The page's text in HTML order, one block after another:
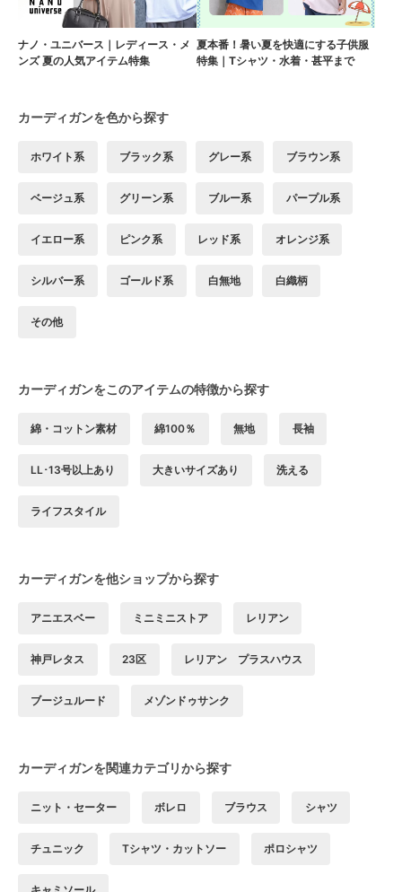
ナノ・ユニバース｜レディース・メ
ンズ 夏の人気アイテム特集
夏本番！暑い夏を快適にする子供服
特集｜Tシャツ・水着・甚平まで
カーディガンを色から探す
ホワイト系 ブラック系 グレー系 ブラウン系
ベージュ系 グリーン系 ブルー系 パープル系
イエロー系 ピンク系 レッド系 オレンジ系
シルバー系 ゴールド系 白無地 白織柄
その他
カーディガンをこのアイテムの特徴から探す
綿・コットン素材 綿100％ 無地 長袖
LL･13号以上あり 大きいサイズあり 洗える
ライフスタイル
カーディガンを他ショップから探す
アニエスベー ミニミニストア レリアン
神戸レタス 23区 レリアン プラスハウス
ブージュルード メゾンドゥサンク
カーディガンを関連カテゴリから探す
ニット・セーター ボレロ ブラウス シャツ
チュニック Tシャツ・カットソー ポロシャツ